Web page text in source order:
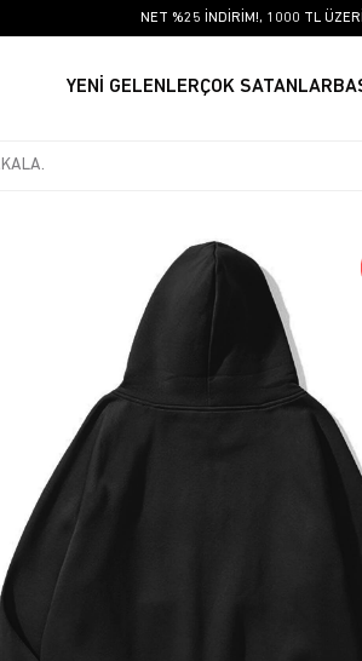
NET %25 İNDİRİM!, 1000 TL
YENİ GELENLERÇOK SATANLAR